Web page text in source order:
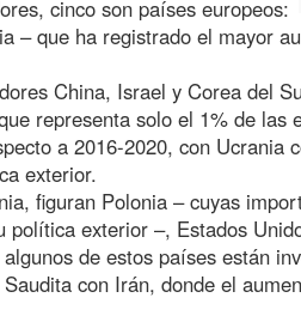
cinco son países europeos:
– que ha registrado el mayor
China, Israel y Corea del
representa solo el 1% de las
a 2016-2020, con Ucrania
exterior.
figuran Polonia – cuyas
exterior –, Estados
de estos países están
con Irán, donde el